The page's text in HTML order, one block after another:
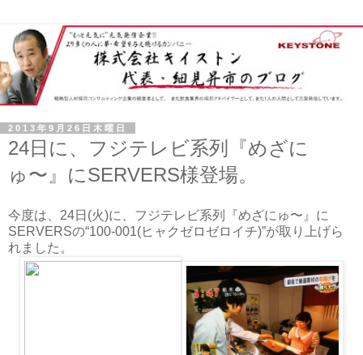
2013年9月26日木曜日
24日に、フジテレビ系列『めざに
ゅ〜』にSERVERS様登場。
今度は、24日(火)に、フジテレビ系列『めざにゅ〜』に
SERVERSの“100-001(ヒャクゼロゼロイチ)”が取り上げら
れました。